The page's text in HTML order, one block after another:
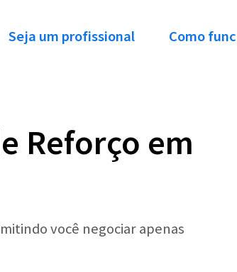
Seja um profissional Como
Reforço em
você negociar apenas